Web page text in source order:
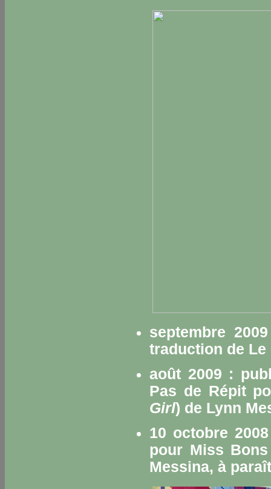
septembre
traduction de Le
août 2009 :
Pas de Répit
Girl) de Lynn
10 octobre
pour Miss
Messina, à